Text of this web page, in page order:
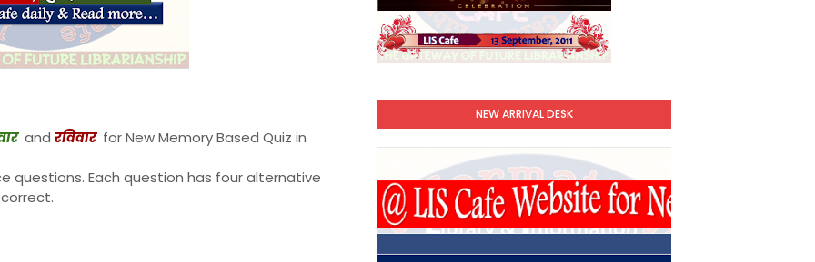
and रविवार for New Memory Based Quiz in
questions. Each question has four alternative
NEW ARRIVAL DESK